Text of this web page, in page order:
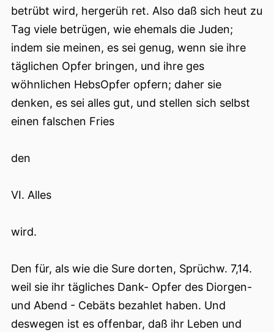
betrübt wird, hergerüh ret. Also daß sich heut zu
Tag viele betrügen, wie ehemals die Juden;
indem sie meinen, es sei genug, wenn sie ihre
täglichen Opfer bringen, und ihre ges
wöhnlichen HebsOpfer opfern; daher sie
denken, es sei alles gut, und stellen sich selbst
einen falschen Fries
den
VI. Alles
wird.
Den für, als wie die Sure dorten, Sprüchw. 7,14.
weil sie ihr tägliches Dank- Opfer des Diorgen-
und Abend - Cebäts bezahlet haben. Und
deswegen ist es offenbar, daß ihr Leben und